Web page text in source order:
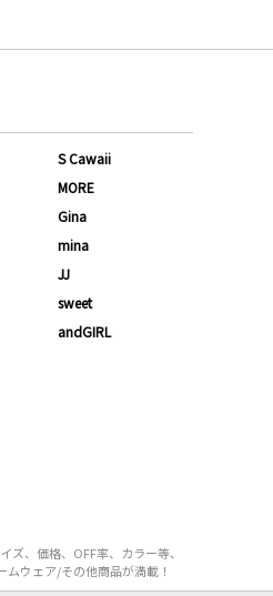
S Cawaii
MORE
Gina
mina
JJ
sweet
andGIRL
、価格、OFF率、カラー等、
ウェア/その他商品が満載！